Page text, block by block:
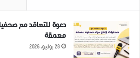
دعوة للتعاقد مع
معمقة
28 يوليو، 2026